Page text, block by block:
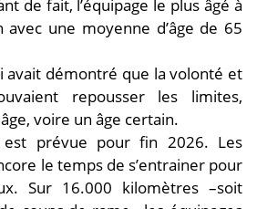
de fait, l’équipage le plus âgé à
une moyenne d’âge de 65
avait démontré que la volonté et
repousser les limites,
voire un âge certain.
est prévue pour fin 2026. Les
le temps de s’entrainer pour
Sur 16.000 kilomètres –soit